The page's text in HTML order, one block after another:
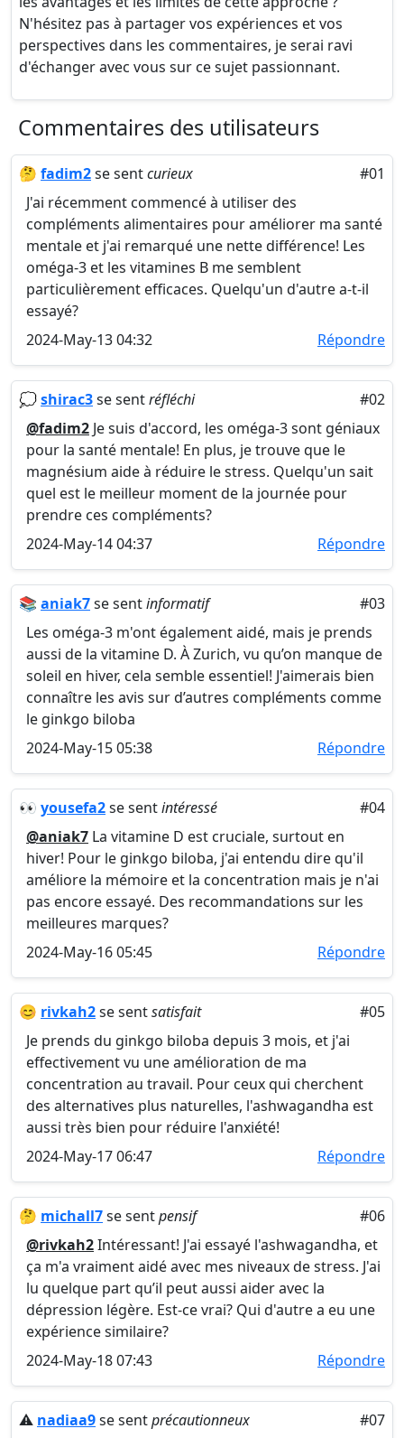
N'hésitez pas à partager vos expériences et vos
perspectives dans les commentaires, je serai ravi
d'échanger avec vous sur ce sujet passionnant.
Commentaires des utilisateurs
🤔 fadim2se sentcurieux
#01
J'ai récemment commencé à utiliser des
compléments alimentaires pour améliorer ma santé
mentale et j'ai remarqué une nette différence! Les
oméga-3 et les vitamines B me semblent
particulièrement efficaces. Quelqu'un d'autre a-t-il
essayé?
2024-May-13 04:32
Répondre
💭shirac3se sentréfléchi
#02
@fadim2 Je suis d'accord, les oméga-3 sont géniaux
pour la santé mentale! En plus, je trouve que le
magnésium aide à réduire le stress. Quelqu'un sait
quel est le meilleur moment de la journée pour
prendre ces compléments?
2024-May-14 04:37
Répondre
📚 aniak7se sentinformatif
#03
Les oméga-3 m'ont également aidé, mais je prends
aussi de la vitamine D. À Zurich, vu qu’on manque de
soleil en hiver, cela semble essentiel! J'aimerais bien
connaître les avis sur d’autres compléments comme
le ginkgo biloba
2024-May-15 05:38
Répondre
👀 yousefa2se sentintéressé
#04
@aniak7 La vitamine D est cruciale, surtout en
hiver! Pour le ginkgo biloba, j'ai entendu dire qu'il
améliore la mémoire et la concentration mais je n'ai
pas encore essayé. Des recommandations sur les
meilleures marques?
2024-May-16 05:45
Répondre
😊 rivkah2se sentsatisfait
#05
Je prends du ginkgo biloba depuis 3 mois, et j'ai
effectivement vu une amélioration de ma
concentration au travail. Pour ceux qui cherchent
des alternatives plus naturelles, l'ashwagandha est
aussi très bien pour réduire l'anxiété!
2024-May-17 06:47
Répondre
🤔 michall7se sentpensif
#06
@rivkah2Intéressant! J'ai essayé l'ashwagandha, et
ça m'a vraiment aidé avec mes niveaux de stress. J'ai
lu quelque part qu’il peut aussi aider avec la
dépression légère. Est-ce vrai? Qui d'autre a eu une
expérience similaire?
2024-May-18 07:43
Répondre
⚠️ nadiaa9se sentprécautionneux
#07